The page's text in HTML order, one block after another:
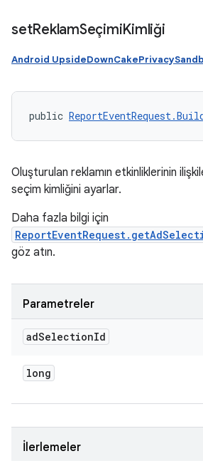
setReklamSeçimiKimliği
Android
public
Oluşturulan reklamın etkinliklerinin
seçim kimliğini ayarlar.
Daha fazla bilgi için
göz atın.
Parametreler
adSelectionId
long
İlerlemeler